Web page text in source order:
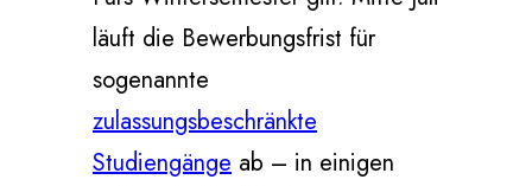
läuft die Bewerbungsfrist für
sogenannte
zulassungsbeschränkte
Studiengänge ab – in einigen